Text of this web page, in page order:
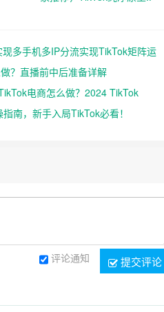
多手机多IP分流实现TikTok矩阵运
？直播前中后准备详解
电商怎么做？2024 TikTok
南，新手入局TikTok必看！
提交评论
评论通知